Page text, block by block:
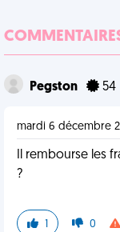
Pegston 54
mardi 6 décembre
Il rembourse les
?
1 0